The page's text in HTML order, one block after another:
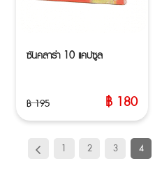
ซันคลาร่า 10 แคปซูล
฿195
Original
was:
฿ 195.
฿ 180
Current
฿ 180.
1 2 3 4